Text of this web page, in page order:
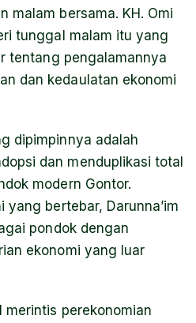
malam bersama. KH. Omi
tunggal malam itu yang
tentang pengalamannya
dan kedaulatan ekonomi
dipimpinnya adalah
dan menduplikasi total
modern Gontor.
yang bertebar, Darunna’im
pondok dengan
ekonomi yang luar
perekonomian